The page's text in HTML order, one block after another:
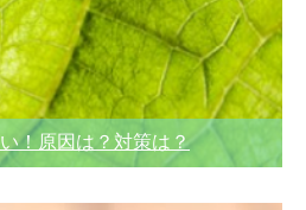
！原因は？対策は？